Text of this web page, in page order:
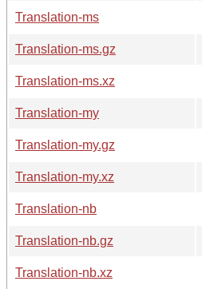
Translation-ms
Translation-ms.gz
Translation-ms.xz
Translation-my
Translation-my.gz
Translation-my.xz
Translation-nb
Translation-nb.gz
Translation-nb.xz